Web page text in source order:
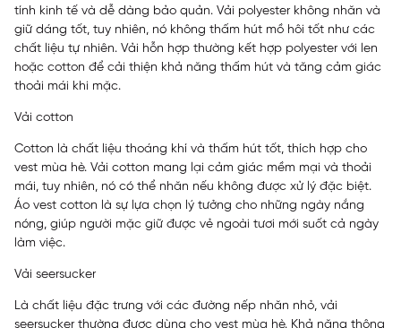
tính kinh tế và dễ dàng bảo quản. Vải polyester không nhăn và
giữ dáng tốt, tuy nhiên, nó không thấm hút mồ hôi tốt như các
chất liệu tự nhiên. Vải hỗn hợp thường kết hợp polyester với len
hoặc cotton để cải thiện khả năng thấm hút và tăng cảm giác
thoải mái khi mặc.
Vải cotton
Cotton là chất liệu thoáng khí và thấm hút tốt, thích hợp cho
vest mùa hè. Vải cotton mang lại cảm giác mềm mại và thoải
mái, tuy nhiên, nó có thể nhăn nếu không được xử lý đặc biệt.
Áo vest cotton là sự lựa chọn lý tưởng cho những ngày nắng
nóng, giúp người mặc giữ được vẻ ngoài tươi mới suốt cả ngày
làm việc.
Vải seersucker
Là chất liệu đặc trưng với các đường nếp nhăn nhỏ, vải
seersucker thường được dùng cho vest mùa hè. Khả năng thông